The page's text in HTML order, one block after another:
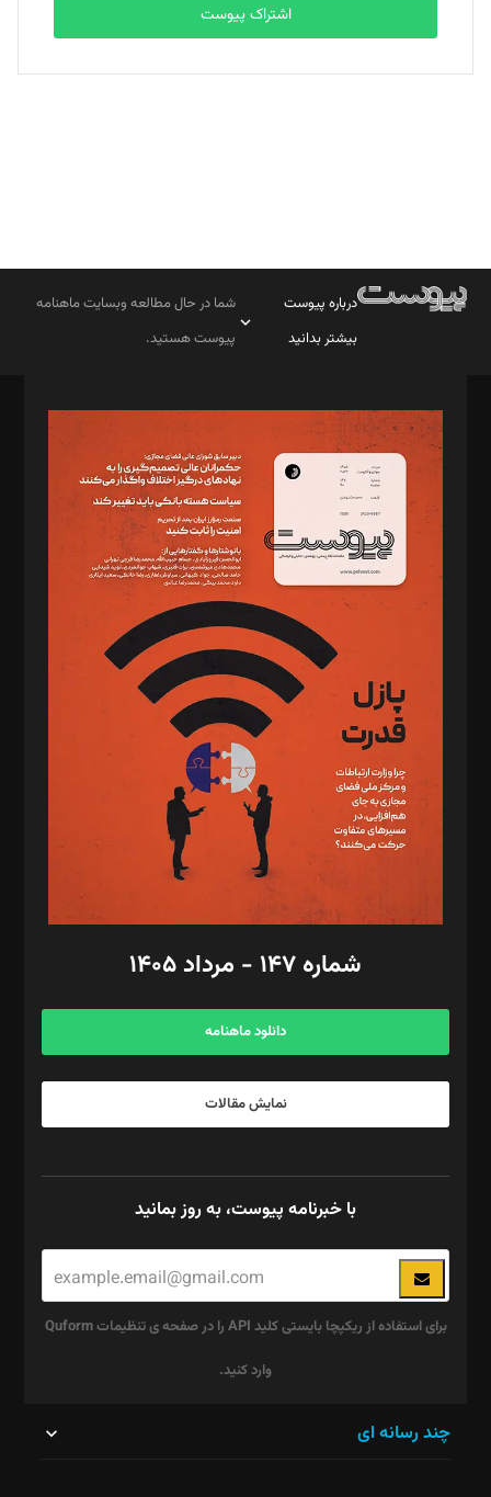
بابک نقاش
تحریریه
اشتراک پیوست
درباره پیوست
بیشتر بدانید
شما در حال مطالعه وبسایت ماهنامه
پیوست هستید.
مدیر مسئول: محمدباقر اثنی‌عشری
سردبیر: مهرک محمودی
دبیر تحریریه: میثم قاسمی
د‌بیر ناداستان: سمانه سمیع
د‌بیر خدمت و تجارت: ابوالفضل رجبی
د‌بیر حقوق فناوری: حسام‌الدین ایپکچی
د‌بیر پیوست جهان: مینا پاکدل
د‌بیر تحریریه آنلاین: بابک نقاش
تحریریه‌: مجتبی محمود‌ی، آرش برهمند، یسنا امان‌پور، سروش کرمیان،
مصطفی مسجدی آرانی، ابوالفضل رجبی، زهرا فکرانه، فائزه فتحی
رستمی،مصطفی باستان
ویرایش: نگار استاد‌‌آقا
طراح یونیفرم: مجید توکلی
فیلمبرداری و عکاسی: امیر شفیعی، مانی لطفی زاده
گرافیک و صفحه‌آرایی: سید‌سبحان‌علی ثابت
مد‌یر توسعه تجاری: کامبیز برید‌
امور مالی: شاپور رهبری، محمد‌ کاظمی‌نیا
آگهی و مشترکین: ۰۹۱۹۹۹۹۰۴۵۴
شماره ۱۴۷ - مرداد ۱۴۰۵
دانلود ماهنامه
نمایش مقالات
با خبرنامه پیوست، به روز بمانید
برای استفاده از ریکپچا بایستی کلید API را در صفحه ی تنظیمات Quform
وارد کنید.
چند رسانه ای